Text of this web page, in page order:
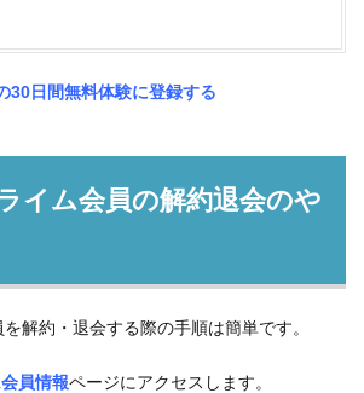
30日間無料体験に登録する
イム会員の解約退会のや
解約・退会する際の手順は簡単です。
員情報ページにアクセスします。